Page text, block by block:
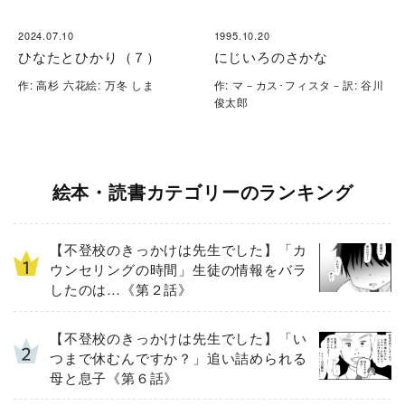
2024.07.10
ひなたとひかり（７）
作: 高杉 六花絵: 万冬 しま
1995.10.20
にじいろのさかな
作: マ－カス･フィスタ－訳: 谷川
俊太郎
絵本・読書カテゴリーのランキング
【不登校のきっかけは先生でした】「カ
ウンセリングの時間」生徒の情報をバラ
したのは…《第２話》
【不登校のきっかけは先生でした】「い
つまで休むんですか？」追い詰められる
母と息子《第６話》